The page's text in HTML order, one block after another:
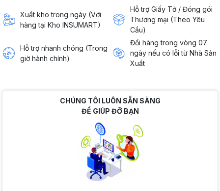
Xuất kho trong ngày (Với
hàng tại Kho INSUMART)
Hỗ trợ Giấy Tờ / Đóng gói
Thương mại (Theo Yêu
Cầu)
Hỗ trợ nhanh chóng (Trong
giờ hành chính)
Đổi hàng trong vòng 07
ngày nếu có lỗi từ Nhà Sản
Xuất
CHÚNG TÔI LUÔN SẴN SÀNG
ĐỂ GIÚP ĐỠ BẠN